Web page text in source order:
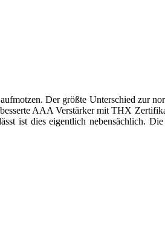
Der größte Unterschied zur
AAA Verstärker mit THX
ist dies eigentlich nebensächlich.